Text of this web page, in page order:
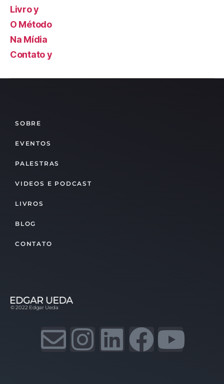
Livro y
O Método
Na Mídia
Contato y
SOBRE
EVENTOS
PALESTRAS
VIDEOS E PODCAST
LIVROS
BLOG
CONTATO
© 2022 Edgar Ueda